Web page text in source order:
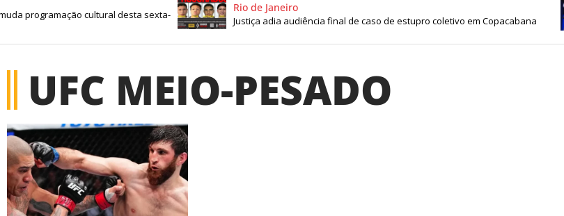
Rio de Janeiro
Justiça adia audiência final de caso de estupro coletivo em Copacabana
programação cultural desta sexta-
UFC MEIO-PESADO